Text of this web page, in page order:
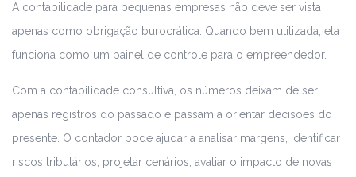
A contabilidade para pequenas empresas não deve ser vista
apenas como obrigação burocrática. Quando bem utilizada, ela
funciona como um painel de controle para o empreendedor.
Com a contabilidade consultiva, os números deixam de ser
apenas registros do passado e passam a orientar decisões do
presente. O contador pode ajudar a analisar margens, identificar
riscos tributários, projetar cenários, avaliar o impacto de novas